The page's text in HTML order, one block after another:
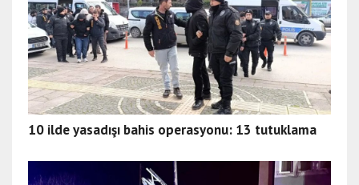
10 ilde yasadışı bahis operasyonu: 13 tutuklama